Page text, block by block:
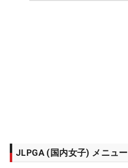
JLPGA (国内女子) メニュー